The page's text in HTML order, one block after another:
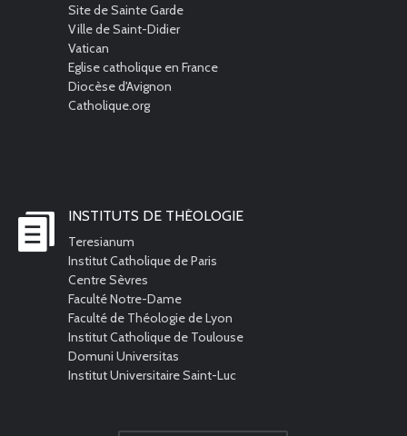
Site de Sainte Garde
Ville de Saint-Didier
Vatican
Eglise catholique en France
Diocèse d'Avignon
Catholique.org
INSTITUTS DE THÉOLOGIE
Teresianum
Institut Catholique de Paris
Centre Sèvres
Faculté Notre-Dame
Faculté de Théologie de Lyon
Institut Catholique de Toulouse
Domuni Universitas
Institut Universitaire Saint-Luc